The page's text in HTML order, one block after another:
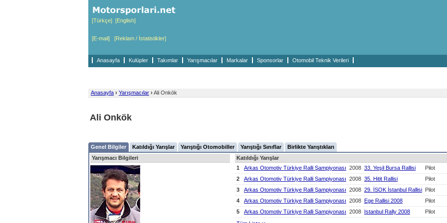
[Türkçe] [English]
[E-mail] [Reklam / İstatistikler]
Anasayfa Kulüpler Takımlar Yarışmacılar Markalar Sponsorlar Otomobil Teknik Verileri
Anasayfa › Yarışmacılar › Ali Onkök
Ali Onkök
Genel Bilgiler Katıldığı Yarışlar Yarıştığı Otomobiller Yarıştığı Sınıflar
Birlikte Yarıştıkları
Yarışmacı Bilgileri
Katıldığı Yarışlar
1
Arkas Otomotiv Türkiye Ralli Şampiyonası 2008 33. Yeşil Bursa Rallisi
Pilot
2
Arkas Otomotiv Türkiye Ralli Şampiyonası 2008 35. Hitit Rallisi
Pilot
3
Arkas Otomotiv Türkiye Ralli Şampiyonası 2008 29. İSOK İstanbul Rallisi Pilot
4
Arkas Otomotiv Türkiye Ralli Şampiyonası 2008 Ege Rallisi 2008
Pilot
5
Arkas Otomotiv Türkiye Ralli Şampiyonası 2008 Istanbul Rally 2008
Pilot